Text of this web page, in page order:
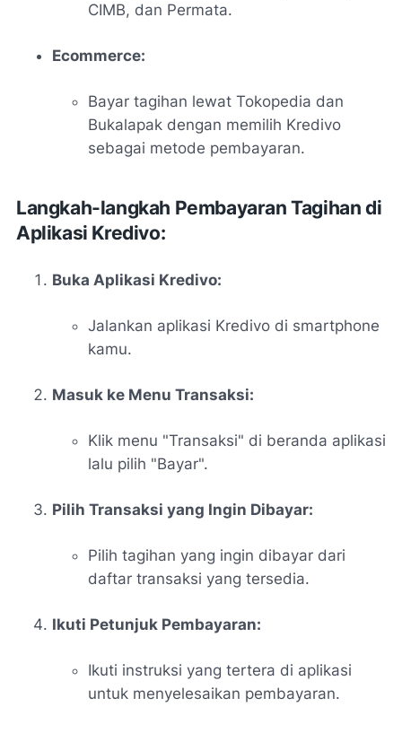
CIMB, dan Permata.
Ecommerce:
Bayar tagihan lewat Tokopedia dan
Bukalapak dengan memilih Kredivo
sebagai metode pembayaran.
Langkah-langkah Pembayaran Tagihan di
Aplikasi Kredivo:
Buka Aplikasi Kredivo:
Jalankan aplikasi Kredivo di smartphone
kamu.
Masuk ke Menu Transaksi:
Klik menu "Transaksi" di beranda aplikasi
lalu pilih "Bayar".
Pilih Transaksi yang Ingin Dibayar:
Pilih tagihan yang ingin dibayar dari
daftar transaksi yang tersedia.
Ikuti Petunjuk Pembayaran:
Ikuti instruksi yang tertera di aplikasi
untuk menyelesaikan pembayaran.